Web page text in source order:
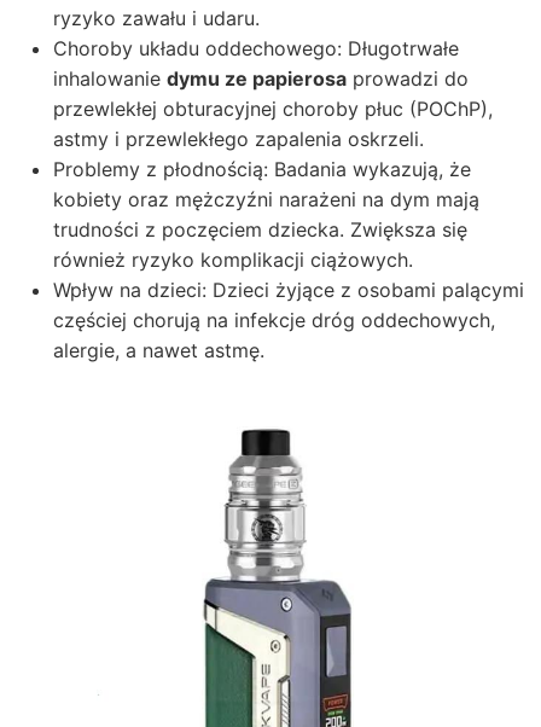
ryzyko zawału i udaru.
Choroby układu oddechowego: Długotrwałe
inhalowanie dymu ze papierosa prowadzi do
przewlekłej obturacyjnej choroby płuc (POChP),
astmy i przewlekłego zapalenia oskrzeli.
Problemy z płodnością: Badania wykazują, że
kobiety oraz mężczyźni narażeni na dym mają
trudności z poczęciem dziecka. Zwiększa się
również ryzyko komplikacji ciążowych.
Wpływ na dzieci: Dzieci żyjące z osobami palącymi
częściej chorują na infekcje dróg oddechowych,
alergie, a nawet astmę.